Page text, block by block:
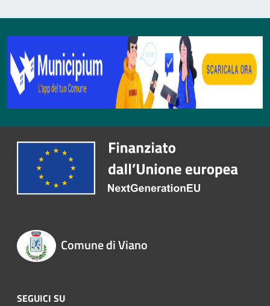
Comune di Viano
SEGUICI SU